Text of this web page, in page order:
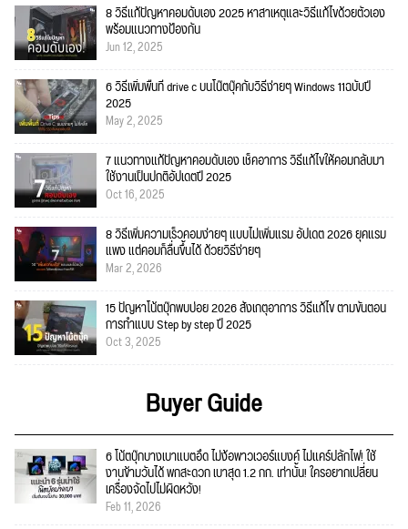
8 วิธีแก้ปัญหาคอมดับเอง 2025 หาสาเหตุและวิธีแก้ไขด้วยตัวเอง
พร้อมแนวทางป้องกัน
Jun 12, 2025
6 วิธีเพิ่มพื้นที่ drive c บนโน๊ตบุ๊คกับวิธีง่ายๆ Windows 11ฉบับปี
2025
May 2, 2025
7 แนวทางแก้ปัญหาคอมดับเอง เช็คอาการ วิธีแก้ไขให้คอมกลับมา
ใช้งานเป็นปกติอัปเดตปี 2025
Oct 16, 2025
8 วิธีเพิ่มความเร็วคอมง่ายๆ แบบไม่เพิ่มแรม อัปเดต 2026 ยุคแรม
แพง แต่คอมก็ลื่นขึ้นได้ ด้วยวิธีง่ายๆ
Mar 2, 2026
15 ปัญหาโน้ตบุ๊กพบบ่อย 2026 สังเกตุอาการ วิธีแก้ไข ตามขั้นตอน
การทำแบบ Step by step ปี 2025
Oct 3, 2025
Buyer Guide
6 โน้ตบุ๊กบางเบาแบตอึด ไม่ง้อพาวเวอร์แบงค์ ไม่แคร์ปลั๊กไฟ! ใช้
งานข้ามวันได้ พกสะดวก เบาสุด 1.2 กก. เท่านั้น! ใครอยากเปลี่ยน
เครื่องจัดไปไม่ผิดหวัง!
Feb 11, 2026